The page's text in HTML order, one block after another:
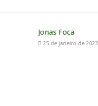
Jonas Foca
25 de janeiro de 2023